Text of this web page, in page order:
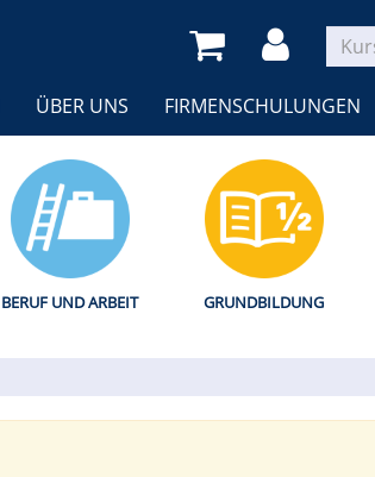
ÜBER UNS FIRMENSCHULUNGEN
BERUF UND ARBEIT GRUNDBILDUNG